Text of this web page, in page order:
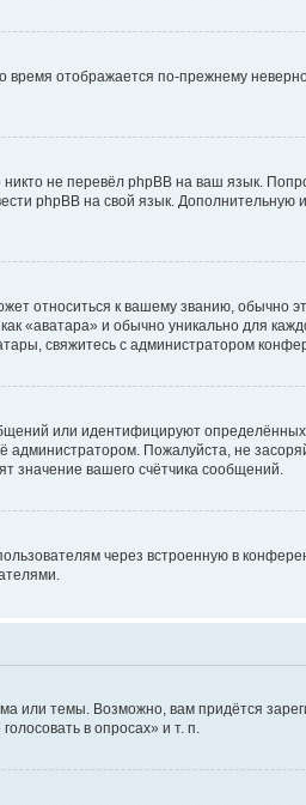
время отображается по-прежнему
не перевёл phpBB на ваш язык.
phpBB на свой язык.
относиться к вашему званию, обычно
«аватара» и обычно уникально для
свяжитесь с администратором
или идентифицируют
Пожалуйста, не
значение вашего счётчика сообщений.
через встроенную в
или темы. Возможно, вам придётся
в опросах» и т. п.